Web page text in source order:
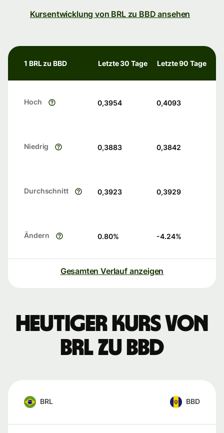
Kursentwicklung von BRL zu BBD ansehen
1 BRL zu BBD Letzte 30 Tage Letzte 90 Tage
Hoch 0,3954 0,4093
Niedrig 0,3883 0,3842
Durchschnitt 0,3923 0,3929
Ändern 0.80% -4.24%
Gesamten Verlauf anzeigen
Heutiger Kurs von
BRL zu BBD
BRL BBD